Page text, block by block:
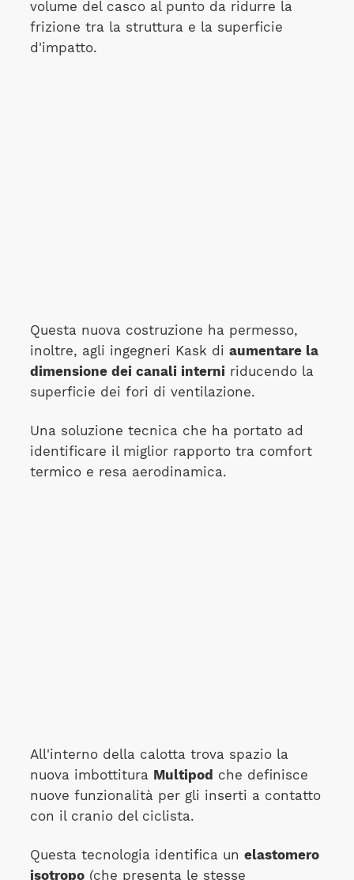
volume del casco al punto da ridurre la
frizione tra la struttura e la superficie
d'impatto.
Questa nuova costruzione ha permesso,
inoltre, agli ingegneri Kask di aumentare la
dimensione dei canali interniriducendo la
superficie dei fori di ventilazione.
Una soluzione tecnica che ha portato ad
identificare il miglior rapporto tra comfort
termico e resa aerodinamica.
All'interno della calotta trova spazio la
nuova imbottitura Multipod che definisce
nuove funzionalità per gli inserti a contatto
con il cranio del ciclista.
Questa tecnologia identifica un elastomero
isotropo(che presenta le stesse